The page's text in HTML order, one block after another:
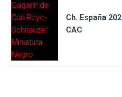
Ch. España
CAC